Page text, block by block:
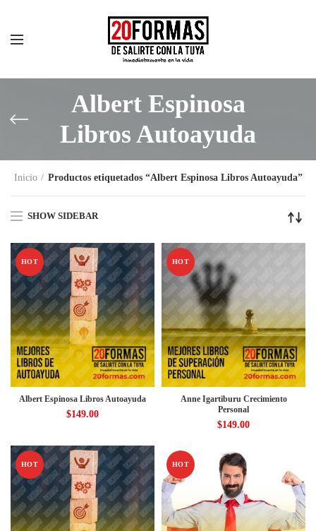
Albert Espinosa
Libros Autoayuda
Inicio Productos etiquetados “Albert Espinosa Libros Autoayuda”
SHOW SIDEBAR
HOT
Albert Espinosa Libros Autoayuda
$149.00
HOT
Anne Igartiburu Crecimiento
Personal
$149.00
HOT HOT